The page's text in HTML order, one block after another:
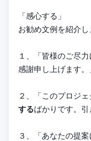
「感心する」
お勧め文例を紹介し
１、「皆様のご尽
感謝申し上げます。
２、「このプロジ
するばかりです。引
３、「あなたの提